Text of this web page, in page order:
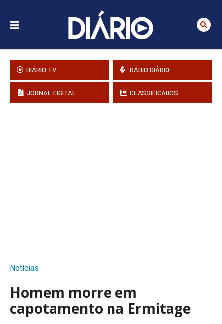
DIÁRIO TV RÁDIO DIÁRIO
JORNAL DIGITAL CLASSIFICADOS
Notícias
Homem morre em
capotamento na Ermitage